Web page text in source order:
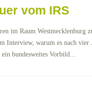
vom IRS
im Raum Westmecklenburg
Interview, warum es nach
bundesweites Vorbild...